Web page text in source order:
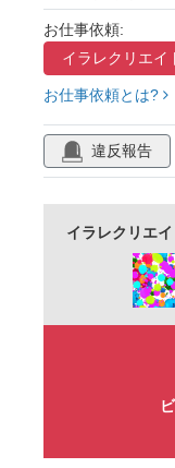
お仕事依頼:
イラレクリエイ
お仕事依頼とは?
違反報告
イラレクリエ